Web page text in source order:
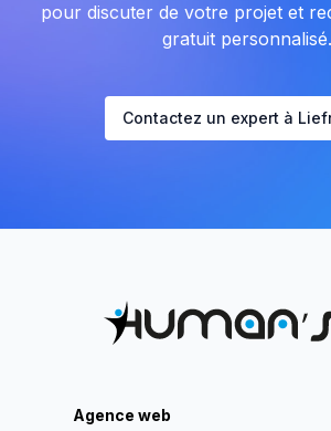
pour discuter de votre projet et
gratuit personnalisé.
Contactez un expert à
Agence web